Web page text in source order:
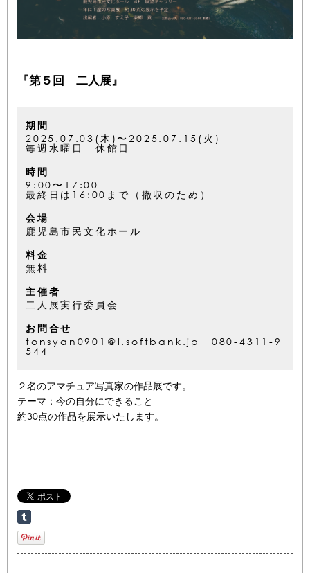
『第５回 二人展』
期間
2025.07.03(木)〜2025.07.15(火)
毎週水曜日 休館日
時間
9:00〜17:00
最終日は16:00まで（撤収のため）
会場
鹿児島市民文化ホール
料金
無料
主催者
二人展実行委員会
お問合せ
tonsyan0901@i.softbank.jp 080-4311-9
544
２名のアマチュア写真家の作品展です。
テーマ：今の自分にできること
約30点の作品を展示いたします。